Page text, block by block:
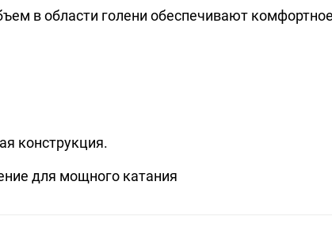
в области голени обеспечивают
конструкция.
для мощного катания